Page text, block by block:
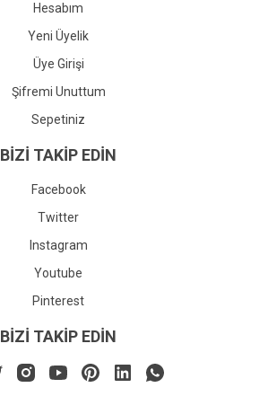
Hesabım
Yeni Üyelik
Üye Girişi
Şifremi Unuttum
Sepetiniz
BİZİ TAKİP EDİN
Facebook
Twitter
Instagram
Youtube
Pinterest
BİZİ TAKİP EDİN